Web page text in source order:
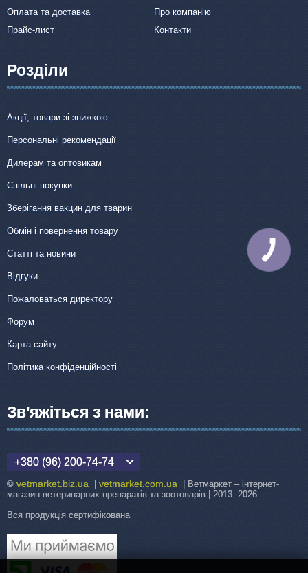
Оплата та доставка
Про компанію
Прайс-лист
Контакти
Розділи
Акції, товари зі знижкою
Персональні рекомендації
Дилерам та оптовикам
Спільні покупки
Зберігання вакцин для тварин
Обмін і повернення товару
Статті та новини
Відгуки
Пожаловаться директору
Форум
Карта сайту
Політика конфіденційності
Зв'яжіться з нами:
+380 (96) 200-74-74
© vetmarket.biz.ua vetmarket.com.ua | Ветмаркет – інтернет-
магазин ветеринарних препаратів та зоотоварів | 2013 -2026
Вся продукція сертифікована
КНОПКА
ЗВ'ЯЗКУ